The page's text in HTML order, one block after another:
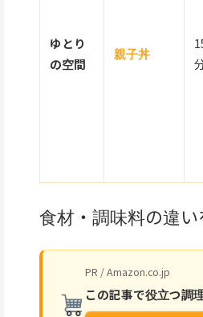
ゆとり
の空間
親子丼
食材・調味料の違
PR / Amazon.co.jp
この記事で役立つ調